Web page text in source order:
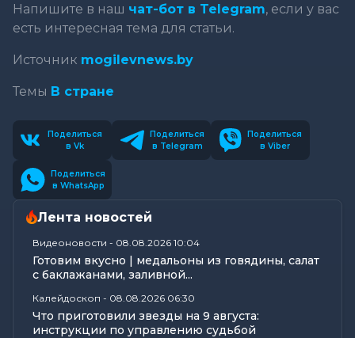
Напишите в наш чат-бот в Telegram, если у вас
есть интересная тема для статьи.
Источник mogilevnews.by
Темы В стране
Поделиться
в Vk
Поделиться
в Telegram
Поделиться
в Viber
Поделиться
в WhatsApp
Лента новостей
Видеоновости - 08.08.2026 10:04
Готовим вкусно | медальоны из говядины, салат
с баклажанами, заливной...
Калейдоскоп - 08.08.2026 06:30
Что приготовили звезды на 9 августа:
инструкции по управлению судьбой